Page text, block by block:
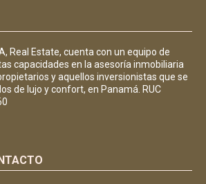
Real Estate, cuenta con un equipo de
capacidades en la asesoría inmobiliaria
y aquellos inversionistas que se
de lujo y confort, en Panamá. RUC